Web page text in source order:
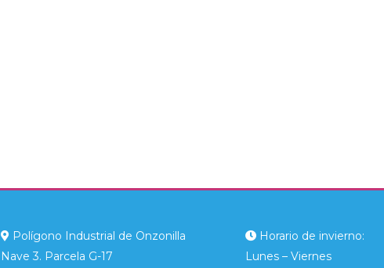
Polígono Industrial de Onzonilla
Nave 3. Parcela G-17
Horario de invierno:
Lunes – Viernes